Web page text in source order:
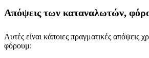
Απόψεις των καταναλωτών,
Αυτές είναι κάποιες πραγματικές απόψεις
φόρουμ: